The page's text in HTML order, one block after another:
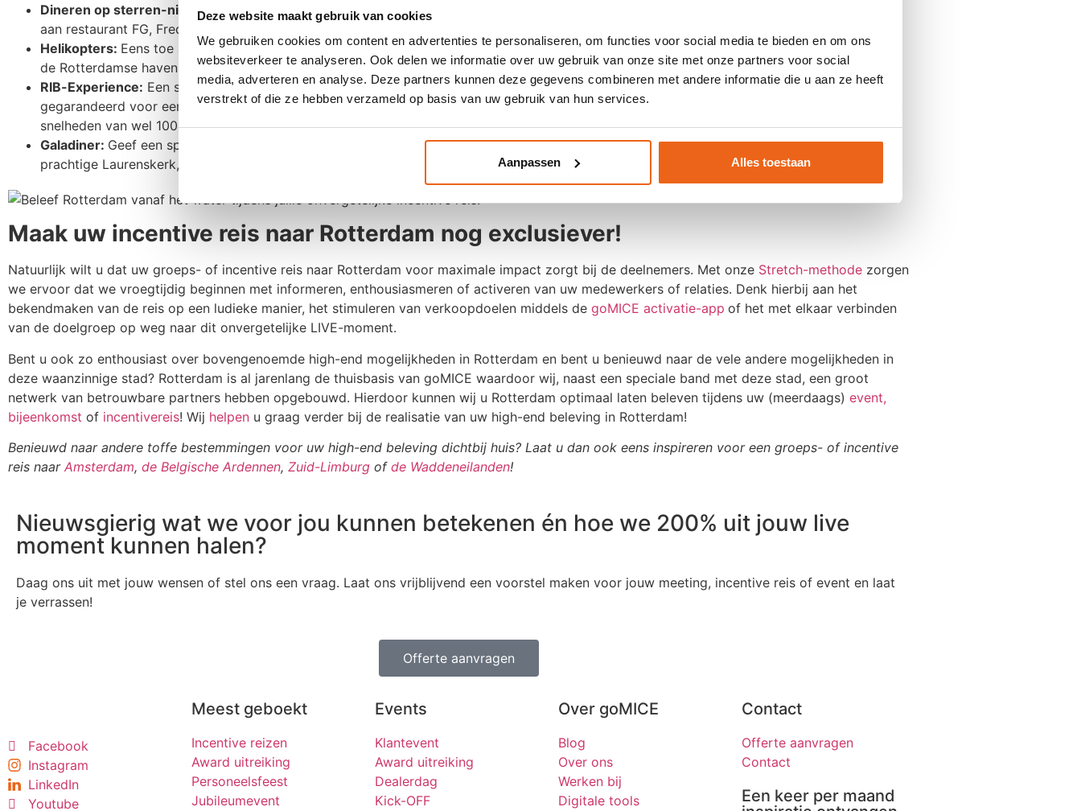
Deze website maakt gebruik van cookies
We gebruiken cookies om content en advertenties te personaliseren, om functies voor social media te bieden en om ons
websiteverkeer te analyseren. Ook delen we informatie over uw gebruik van onze site met onze partners voor social
media, adverteren en analyse. Deze partners kunnen deze gegevens combineren met andere informatie die u aan ze heeft
verstrekt of die ze hebben verzameld op basis van uw gebruik van hun services.
Aanpassen Alles toestaan
Dineren op sterren-niveau:
Geniet van een uniek 7-gangen diner bij één van de vele sterrenrestaurants die de stad rijk is. Denk bijvoorbeeld
aan restaurant FG, Fred Joelia of Parkheuvel. Allen uniek en zeker een onvergetelijke culinaire beleving!
Helikopters: Eens toe aan wat anders dan vervoer met de bus of per fiets naar locatie? Vlieg met een helikopter vanaf Hotel New Yorknaar
de Rotterdamse haven voor een privérondleiding en beleef de stad vanuit een vogelperspectief.
RIB-Experience: Een sensationele manier om de stad vanaf het water te ontdekken! De enorme snelheid zorgt bij alle deelnemers
gegarandeerd voor een adrenalinekick. Met een supersnelle speedboot aangedreven door twee krachtige buitenboordmotoren scheurt u met
snelheden van wel 100 kilometer per uur over de Maas langs bekende bezienswaardigheden.
Galadiner: Geef een spetterend galadiner met afsluitende feestavond in één van de vele locaties die de stad rijk is. Denk bijvoorbeeld aan de
prachtige Laurenskerk, de industriële Onderzeebootloods, de historische Van Nellefabriek of Diergaarde Blijdorp.
Maak uw incentive reis naar Rotterdam nog exclusiever!
Natuurlijk wilt u dat uw groeps- of incentive reis naar Rotterdam voor maximale impact zorgt bij de deelnemers. Met onze Stretch-methode zorgen
we ervoor dat we vroegtijdig beginnen met informeren, enthousiasmeren of activeren van uw medewerkers of relaties. Denk hierbij aan het
bekendmaken van de reis op een ludieke manier, het stimuleren van verkoopdoelen middels de goMICE activatie-app of het met elkaar verbinden
van de doelgroep op weg naar dit onvergetelijke LIVE-moment.
Bent u ook zo enthousiast over bovengenoemde high-end mogelijkheden in Rotterdam en bent u benieuwd naar de vele andere mogelijkheden in
deze waanzinnige stad? Rotterdam is al jarenlang de thuisbasis van goMICE waardoor wij, naast een speciale band met deze stad, een groot
netwerk van betrouwbare partners hebben opgebouwd. Hierdoor kunnen wij u Rotterdam optimaal laten beleven tijdens uw (meerdaags) event,
bijeenkomst of incentivereis! Wij helpen u graag verder bij de realisatie van uw high-end beleving in Rotterdam!
Benieuwd naar andere toffe bestemmingen voor uw high-end beleving dichtbij huis? Laat u dan ook eens inspireren voor een groeps- of incentive
reis naar Amsterdam, de Belgische Ardennen, Zuid-Limburg of de Waddeneilanden!
Nieuwsgierig wat we voor jou kunnen betekenen én hoe we 200% uit jouw live
moment kunnen halen?
Daag ons uit met jouw wensen of stel ons een vraag. Laat ons vrijblijvend een voorstel maken voor jouw meeting, incentive reis of event en laat
je verrassen!
Offerte aanvragen
Facebook
Instagram
LinkedIn
Youtube
Meest geboekt
Incentive reizen
Award uitreiking
Personeelsfeest
Jubileumevent
Events
Klantevent
Award uitreiking
Dealerdag
Kick-OFF
Over goMICE
Blog
Over ons
Werken bij
Digitale tools
Contact
Offerte aanvragen
Contact
Een keer per maand